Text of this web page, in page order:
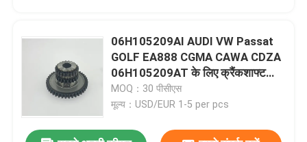
06H105209AI AUDI VW Passat
GOLF EA888 CGMA CAWA CDZA
06H105209AT के लिए क्रैंकशाफ्ट
टाइमिंग स्प्रोकेट
MOQ：30 पीसीएस
मूल्य：USD/EUR 1-5 per pcs